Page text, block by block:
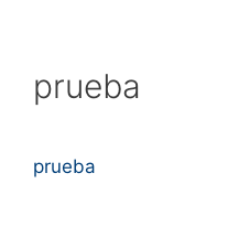
prueba
prueba